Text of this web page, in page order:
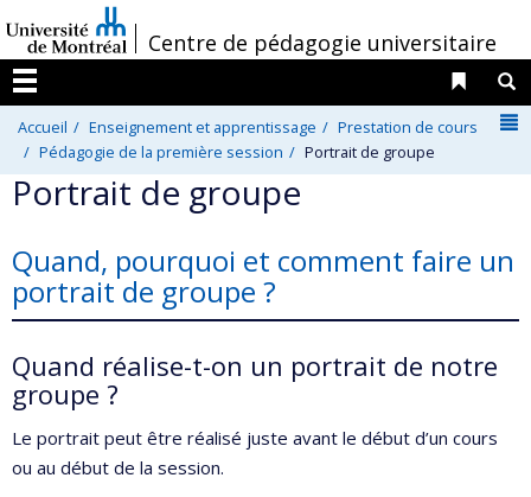
au
contenu
/
Centre de pédagogie universitaire
Menu
Liens
Accueil Enseignement et apprentissage
Prestation de cours
Pédagogie de la première session
Portrait de groupe
Portrait de groupe
Quand, pourquoi et comment faire un
portrait de groupe ?
Quand réalise-t-on un portrait de notre
groupe ?
Le portrait peut être réalisé juste avant le début d’un cours
ou au début de la session.